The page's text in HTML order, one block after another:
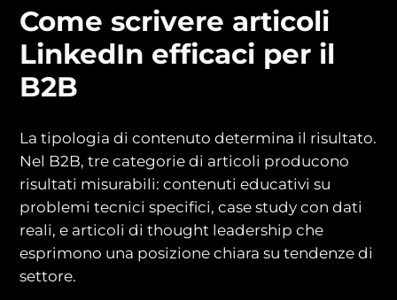
Come scrivere articoli
LinkedIn efficaci per il
B2B
La tipologia di contenuto determina il risultato.
Nel B2B, tre categorie di articoli producono
risultati misurabili: contenuti educativi su
problemi tecnici specifici, case study con dati
reali, e articoli di thought leadership che
esprimono una posizione chiara su tendenze di
settore.